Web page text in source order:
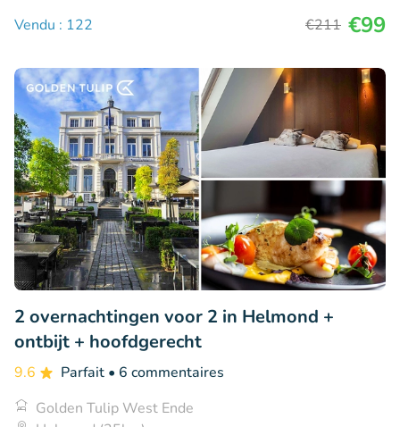
Vendu : 122
€211 €99
2 overnachtingen voor 2 in Helmond +
ontbijt + hoofdgerecht
9.6 Parfait • 6 commentaires
Golden Tulip West Ende